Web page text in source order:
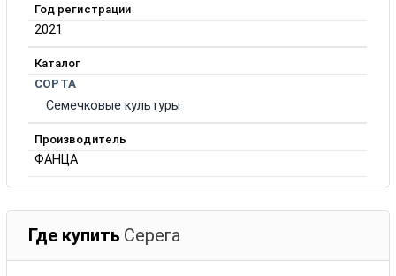
Год регистрации
2021
Каталог
СОРТА
Семечковые культуры
Производитель
ФАНЦА
Где купить Серега